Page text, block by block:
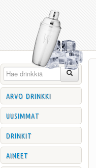
arvo drinkki
uusimmat
drinkit
aineet